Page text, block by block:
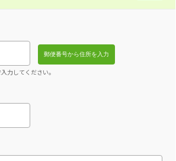
力してください。